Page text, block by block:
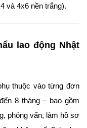
và 4x6 nền trắng).
lao động Nhật
thuộc vào từng đơn
8 tháng – bao gồm
phỏng vấn, làm hồ sơ